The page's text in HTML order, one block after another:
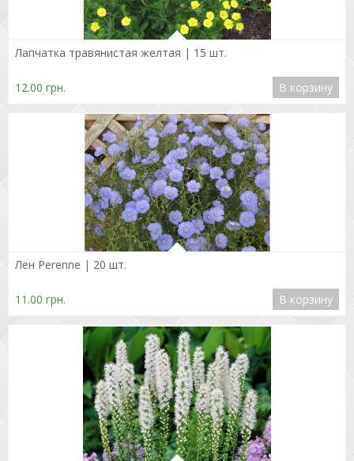
Подробнее
Лапчатка травянистая желтая | 15 шт.
12.00 грн. В корзину
Лен Perenne | 20 шт.
11.00 грн. В корзину